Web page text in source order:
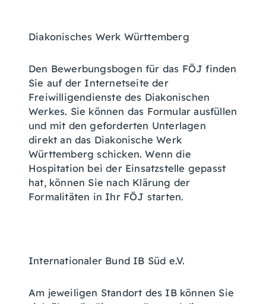
Diakonisches Werk Württemberg
Den Bewerbungsbogen für das FÖJ finden
Sie auf der Internetseite der
Freiwilligendienste des Diakonischen
Werkes. Sie können das Formular ausfüllen
und mit den geforderten Unterlagen
direkt an das Diakonische Werk
Württemberg schicken. Wenn die
Hospitation bei der Einsatzstelle gepasst
hat, können Sie nach Klärung der
Formalitäten in Ihr FÖJ starten.
Internationaler Bund IB Süd e.V.
Am jeweiligen Standort des IB können Sie